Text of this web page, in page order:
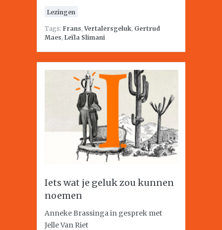
Lezingen
Tags: Frans,Vertalersgeluk, Gertrud
Maes, Leïla Slimani
Iets wat je geluk zou kunnen
noemen
Anneke Brassinga in gesprek met
Jelle Van Riet